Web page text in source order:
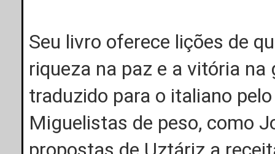
Seu livro oferece lições de
riqueza na paz e a vitória
traduzido para o italiano
Miguelistas de peso, como